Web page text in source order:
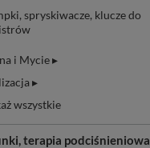
spryskiwacze, klucze do
i Mycie ▸
▸
wszystkie
terapia podciśnieniowa